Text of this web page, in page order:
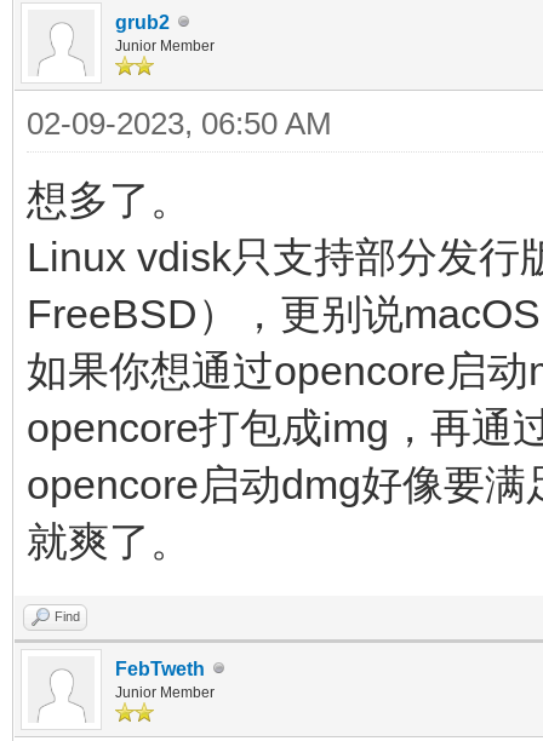
grub2
Junior Member
02-09-2023, 06:50 AM
想多了。
Linux vdisk只支持部分发行
FreeBSD），更别说
如果你想通过opencore启
opencore打包成img，再通
opencore启动dmg好像要
就爽了。
Find
FebTweth
Junior Member